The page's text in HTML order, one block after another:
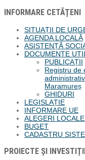
INFORMARE CETĂȚENI
SITUAȚII DE
AGENDA LOCALĂ
ASISTENȚĂ
DOCUMENTE
PUBLICAȚII
Registru de
Maramureș
GHIDURI
LEGISLAȚIE
INFORMARE UE
ALEGERI
BUGET
CADASTRU
PROIECTE ȘI